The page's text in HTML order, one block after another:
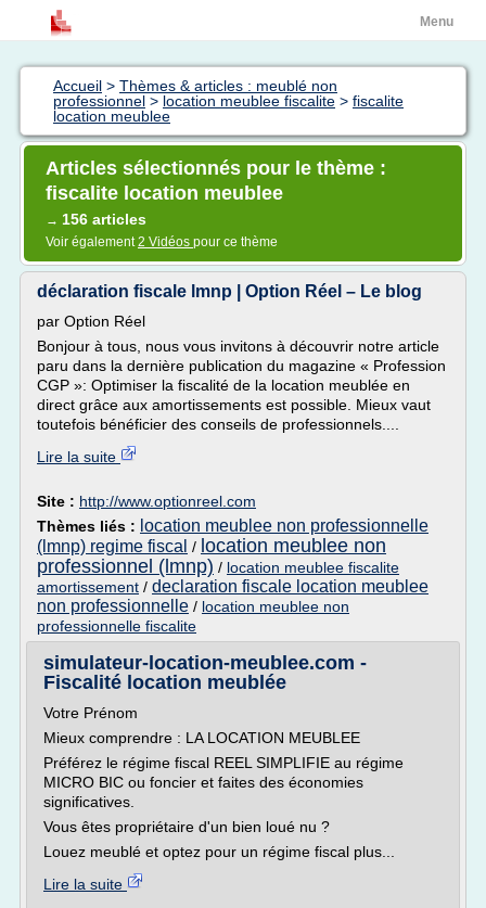
Menu
Accueil > Thèmes & articles : meublé non
professionnel > location meublee fiscalite > fiscalite
location meublee
Articles sélectionnés pour le thème :
fiscalite location meublee
→ 156 articles
Voir également2 Vidéos pour ce thème
déclaration fiscale lmnp | Option Réel – Le blog
par Option Réel
Bonjour à tous, nous vous invitons à découvrir notre article
paru dans la dernière publication du magazine « Profession
CGP »: Optimiser la fiscalité de la location meublée en
direct grâce aux amortissements est possible. Mieux vaut
toutefois bénéficier des conseils de professionnels....
Lire la suite
Site : http://www.optionreel.com
Thèmes liés : location meublee non professionnelle
(lmnp) regime fiscal / location meublee non
professionnel (lmnp) / location meublee fiscalite
amortissement / declaration fiscale location meublee
non professionnelle / location meublee non
professionnelle fiscalite
simulateur-location-meublee.com -
Fiscalité location meublée
Votre Prénom
Mieux comprendre : LA LOCATION MEUBLEE
Préférez le régime fiscal REEL SIMPLIFIE au régime
MICRO BIC ou foncier et faites des économies
significatives.
Vous êtes propriétaire d'un bien loué nu ?
Louez meublé et optez pour un régime fiscal plus...
Lire la suite